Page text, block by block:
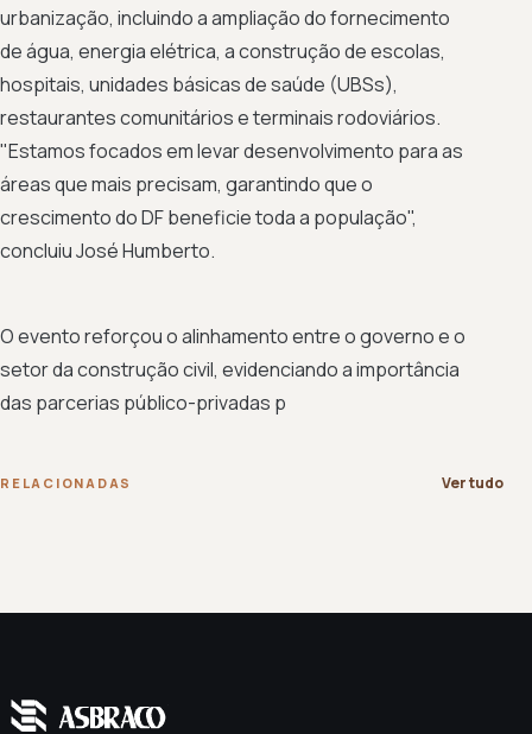
urbanização, incluindo a ampliação do fornecimento
de água, energia elétrica, a construção de escolas,
hospitais, unidades básicas de saúde (UBSs),
restaurantes comunitários e terminais rodoviários.
"Estamos focados em levar desenvolvimento para as
áreas que mais precisam, garantindo que o
crescimento do DF beneficie toda a população",
concluiu José Humberto.
O evento reforçou o alinhamento entre o governo e o
setor da construção civil, evidenciando a importância
das parcerias público-privadas p
RELACIONADAS Ver tudo